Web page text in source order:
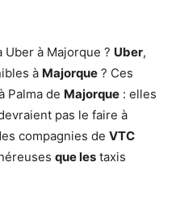
Uber à Majorque ? Uber,
à Majorque ? Ces
Palma de Majorque : elles
pas le faire à
compagnies de VTC
que les taxis